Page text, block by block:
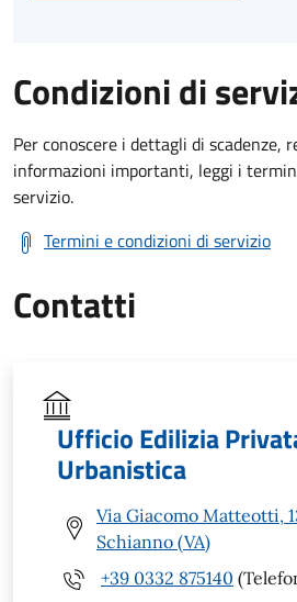
Condizioni di
Per conoscere i dettagli di scadenze,
informazioni importanti, leggi i
servizio.
Termini e condizioni di servizio
Contatti
Ufficio Edilizia
Urbanistica
Via Giacomo Matteotti,
Schianno (VA)
+39 0332 875140